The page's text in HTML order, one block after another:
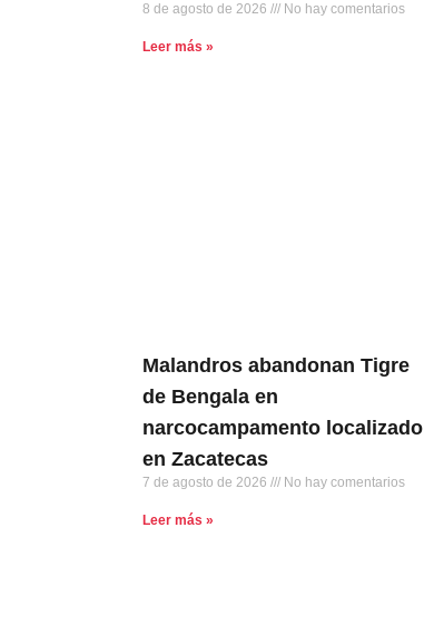
8 de agosto de 2026 No hay comentarios
Leer más »
Malandros abandonan Tigre
de Bengala en
narcocampamento localizado
en Zacatecas
7 de agosto de 2026 No hay comentarios
Leer más »